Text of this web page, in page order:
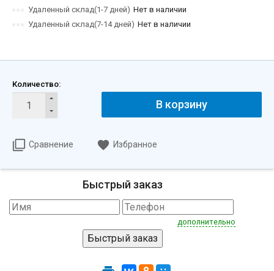
Удаленный склад(1-7 дней) Нет в наличии
Удаленный склад(7-14 дней) Нет в наличии
Количество:
В корзину
Сравнение Избранное
Быстрый заказ
дополнительно